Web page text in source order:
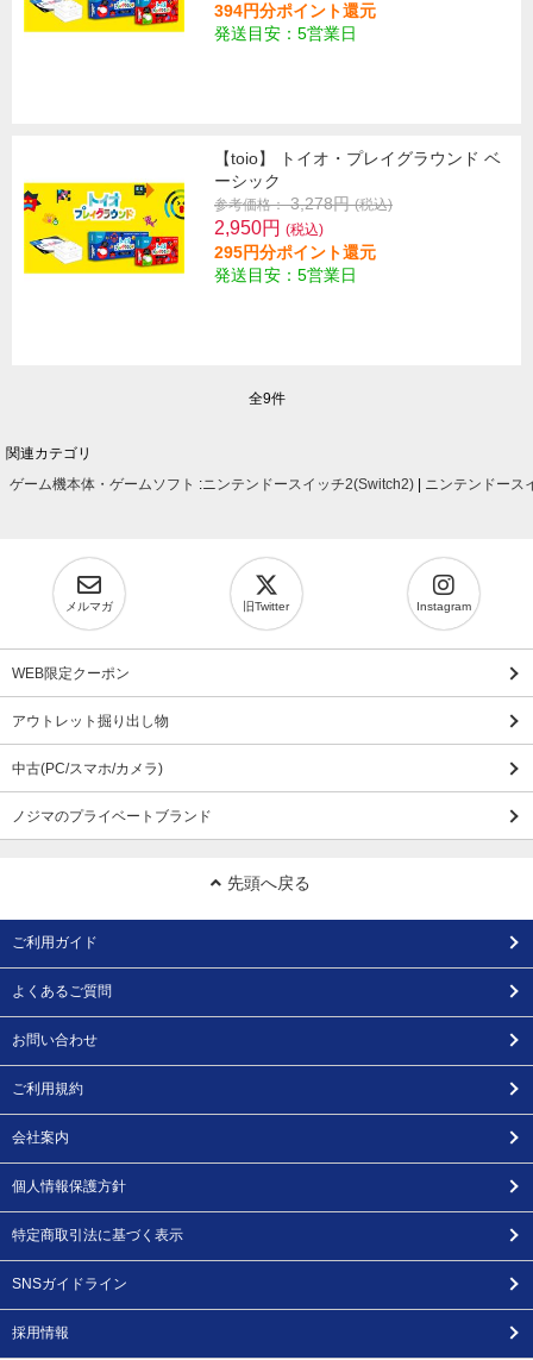
394円分ポイント還元
発送目安：5営業日
【toio】 トイオ・プレイグラウンド ベ
ーシック
参考価格： 3,278円(税込)
2,950円 (税込)
295円分ポイント還元
発送目安：5営業日
全9件
関連カテゴリ
ゲーム機本体・ゲームソフト :ニンテンドースイッチ2(Switch2) ニンテンドース
メルマガ 旧Twitter Instagram
WEB限定クーポン
アウトレット掘り出し物
中古(PC/スマホ/カメラ)
ノジマのプライベートブランド
先頭へ戻る
ご利用ガイド
よくあるご質問
お問い合わせ
ご利用規約
会社案内
個人情報保護方針
特定商取引法に基づく表示
SNSガイドライン
採用情報